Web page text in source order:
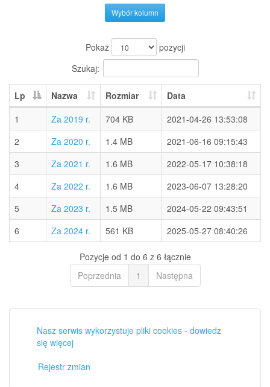
Wybór kolumn
Pokaż
pozycji
Szukaj:
Lp Nazwa Rozmiar
Data
1
Za 2019 r. 704 KB
2021-04-26 13:53:08
2
Za 2020 r. 1.4 MB
2021-06-16 09:15:43
3
Za 2021 r. 1.6 MB
2022-05-17 10:38:18
4
Za 2022 r. 1.6 MB
2023-06-07 13:28:20
5
Za 2023 r. 1.5 MB
2024-05-22 09:43:51
6
Za 2024 r. 561 KB 2025-05-27 08:40:26
Pozycje od 1 do 6 z 6 łącznie
Poprzednia
1 Następna
Nasz serwis wykorzystuje pliki cookies - dowiedz
się więcej
Rejestr zmian